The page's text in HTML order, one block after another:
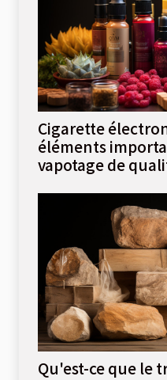
Cigarette
éléments
vapotage de
Qu'est-ce que le